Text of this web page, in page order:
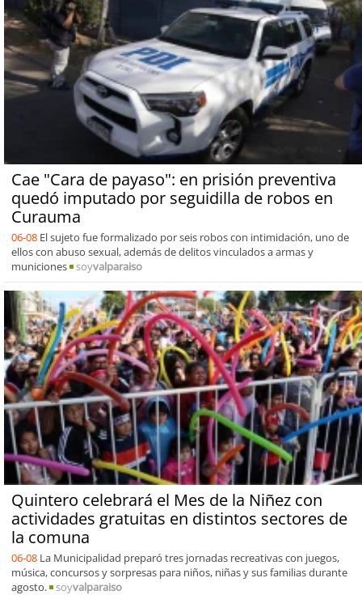
Cae "Cara de payaso": en prisión preventiva
quedó imputado por seguidilla de robos en
Curauma
06-08 El sujeto fue formalizado por seis robos con intimidación, uno de
ellos con abuso sexual, además de delitos vinculados a armas y
municiones
soyvalparaiso
Quintero celebrará el Mes de la Niñez con
actividades gratuitas en distintos sectores de
la comuna
06-08 La Municipalidad preparó tres jornadas recreativas con juegos,
música, concursos y sorpresas para niños, niñas y sus familias durante
agosto.
soyvalparaiso